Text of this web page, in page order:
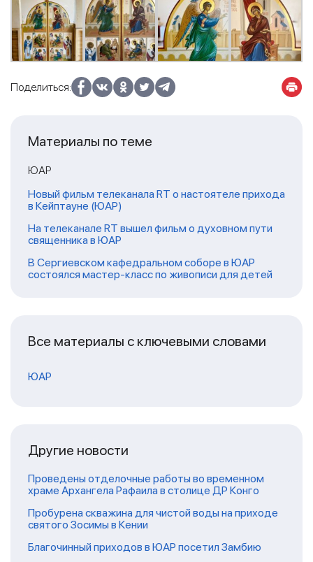
Поделиться:
Материалы по теме
ЮАР
Новый фильм телеканала RT о настоятеле прихода
в Кейптауне (ЮАР)
На телеканале RT вышел фильм о духовном пути
священника в ЮАР
В Сергиевском кафедральном соборе в ЮАР
состоялся мастер-класс по живописи для детей
Все материалы с ключевыми словами
ЮАР
Другие новости
Проведены отделочные работы во временном
храме Архангела Рафаила в столице ДР Конго
Пробурена скважина для чистой воды на приходе
святого Зосимы в Кении
Благочинный приходов в ЮАР посетил Замбию